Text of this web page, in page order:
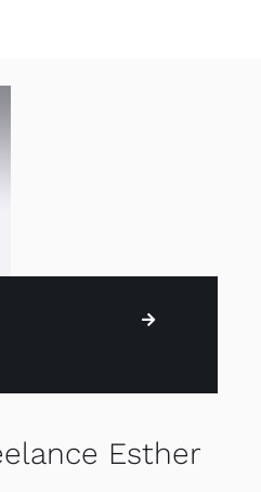
Esther